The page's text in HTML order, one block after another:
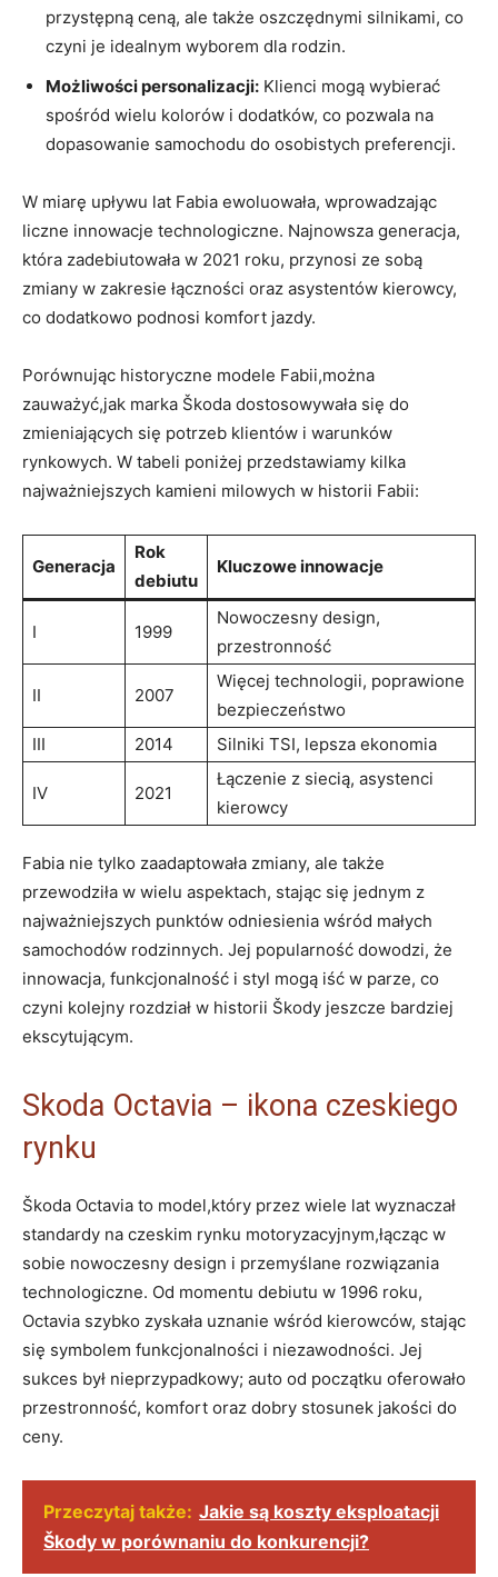
‍przystępną ⁢ceną, ale także oszczędnymi silnikami, co
czyni je idealnym wyborem dla rodzin.
Możliwości personalizacji: Klienci ​mogą‍ wybierać
spośród⁣ wielu kolorów i dodatków, co pozwala na
dopasowanie samochodu do osobistych preferencji.
W miarę upływu lat Fabia ewoluowała, ‍wprowadzając
liczne innowacje technologiczne. Najnowsza generacja,
która zadebiutowała w 2021 roku, przynosi ze sobą
zmiany w zakresie łączności oraz asystentów kierowcy,
co dodatkowo podnosi komfort jazdy.
Porównując historyczne modele Fabii,można
zauważyć,jak marka Škoda dostosowywała się do
zmieniających się‌ potrzeb klientów i warunków
rynkowych. W tabeli poniżej przedstawiamy kilka
najważniejszych kamieni milowych w historii Fabii:
Generacja
Rok
debiutu
Kluczowe innowacje
I 1999
Nowoczesny ⁤design,
przestronność
II 2007
Więcej⁤ technologii, poprawione
bezpieczeństwo
III
2014 Silniki TSI, lepsza ekonomia
IV 2021
Łączenie z ‌siecią, asystenci
kierowcy
Fabia nie tylko ⁢zaadaptowała zmiany, ale także
przewodziła w wielu aspektach, stając się jednym z ​
najważniejszych punktów odniesienia wśród małych
samochodów rodzinnych. Jej popularność dowodzi, że
innowacja, funkcjonalność i styl mogą iść w ⁤parze, co
czyni kolejny rozdział w historii Škody jeszcze⁣ bardziej
ekscytującym.
Skoda Octavia – ikona czeskiego
rynku
Škoda Octavia to model,który przez wiele lat wyznaczał
standardy na czeskim rynku motoryzacyjnym,łącząc w
sobie nowoczesny design i przemyślane rozwiązania
technologiczne. ‍Od momentu debiutu w 1996 roku,
Octavia szybko zyskała uznanie ⁣wśród kierowców, stając
się symbolem⁢ funkcjonalności i niezawodności. Jej
sukces był nieprzypadkowy; auto ⁣od początku oferowało
przestronność, komfort oraz dobry stosunek jakości do
ceny.
Przeczytaj także: Jakie są koszty eksploatacji
Škody w porównaniu do konkurencji?